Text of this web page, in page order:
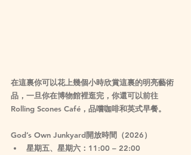
在這裏你可以花上幾個小時欣賞這裏的明亮藝術
品，一旦你在博物館裡逛完，你還可以前往
Rolling Scones Café，品嚐咖啡和英式早餐。
God’s Own Junkyard開放時間（2026）
星期五、星期六：11:00 – 22:00